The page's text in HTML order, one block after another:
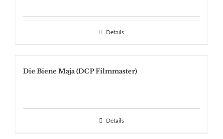
Details
Die Biene Maja (DCP Filmmaster)
Details